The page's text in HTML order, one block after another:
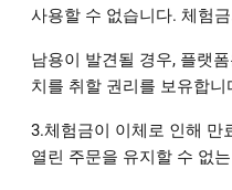
사용할 수 없습니다. 체험
남용이 발견될 경우, 플랫
치를 취할 권리를 보유합니
3.체험금이 이체로 인해 만
열린 주문을 유지할 수 없